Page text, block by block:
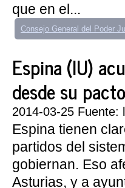
que en el...
Consejo General del Poder
Espina (IU)
desde su
2014-03-25 Fuente:
Espina tienen
partidos del
gobiernan. Eso
Asturias, y a